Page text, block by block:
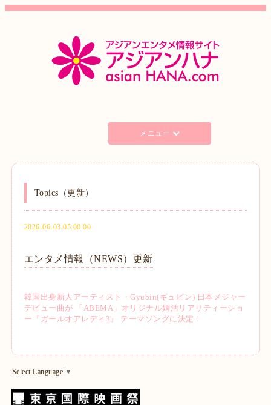
メニュー
Topics（更新）
2026-06-03 05:00:00
エンタメ情報（NEWS）更新
韓国出⾝新⼈アーティスト・Gyubin(ギュビン) ⽇本メジャー
デビュー曲が 「ABEMA」オリジナル婚活リアリティーショ
ー『ガールオアレディ3』 テーマソングに決定！
Select Language ▼